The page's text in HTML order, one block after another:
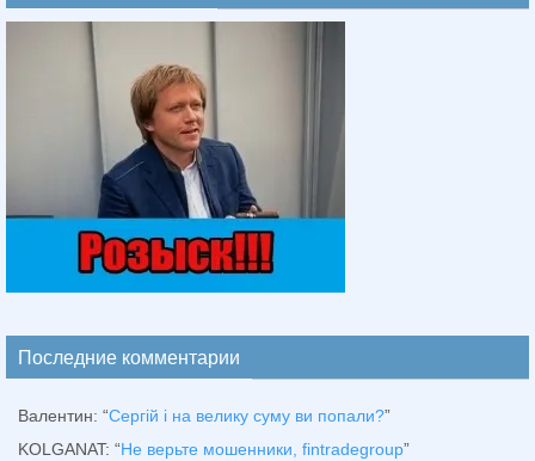
Последние комментарии
Валентин: “Сергій і на велику суму ви попали?”
KOLGANAT: “Не верьте мошенники, fintradegroup”